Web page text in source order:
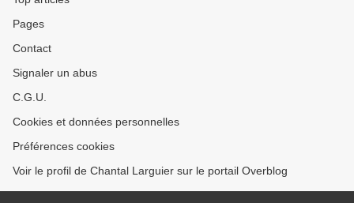
Pages
Contact
Signaler un abus
C.G.U.
Cookies et données personnelles
Préférences cookies
Voir le profil de Chantal Larguier sur le portail Overblog